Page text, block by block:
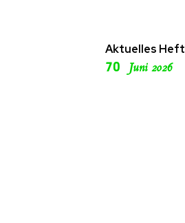
Aktuelles Heft
70 Juni 2026